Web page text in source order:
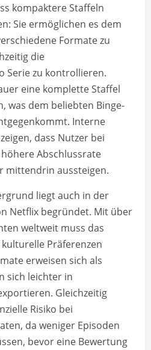
kompaktere Staffeln
Sie ermöglichen es dem
Formate zu
die
Serie zu kontrollieren.
eine komplette Staffel
was dem beliebten Binge-
Interne
dass Nutzer bei
Abschlussrate
mittendrin aussteigen.
liegt auch in der
Netflix begründet. Mit über
weltweit muss das
Präferenzen
erweisen sich als
sich leichter in
Gleichzeitig
Risiko bei
da weniger Episoden
bevor eine Bewertung